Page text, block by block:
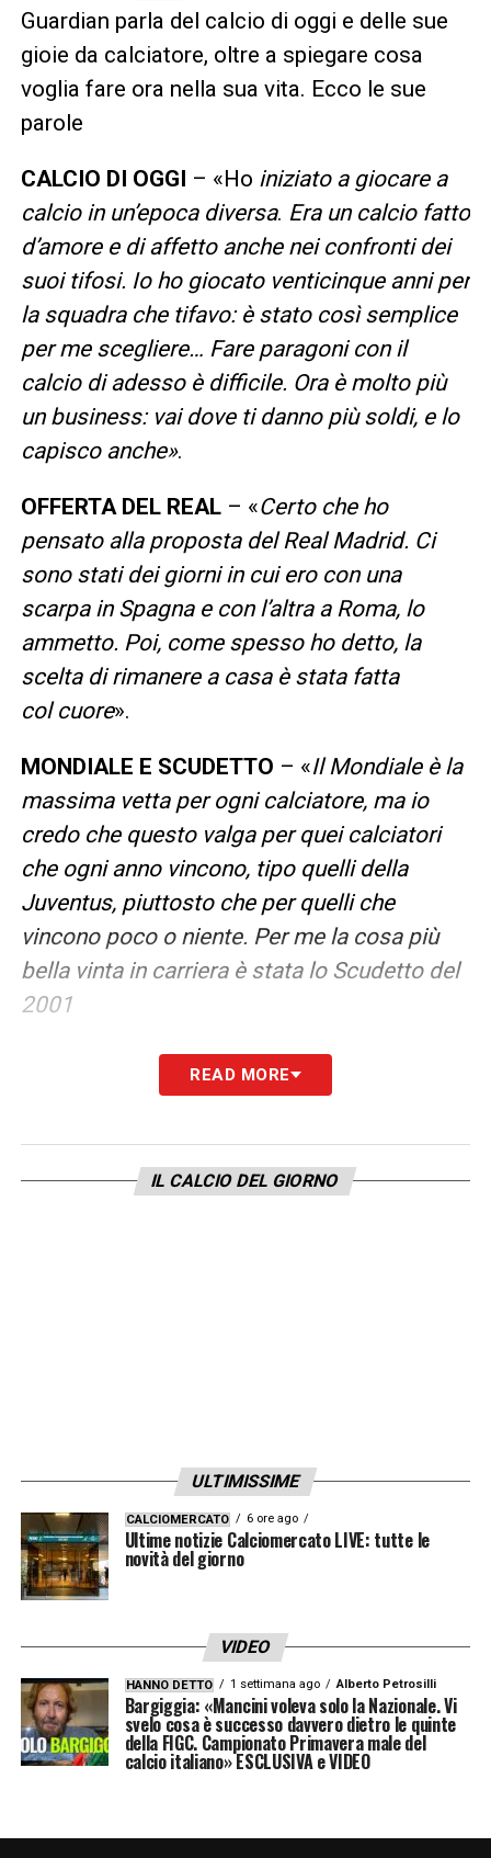
Guardian parla del calcio di oggi e delle sue
gioie da calciatore, oltre a spiegare cosa
voglia fare ora nella sua vita. Ecco le sue
parole
CALCIO DI OGGI – «Ho iniziato a giocare a
calcio in un’epoca diversa. Era un calcio fatto
d’amore e di affetto anche nei confronti dei
suoi tifosi. Io ho giocato venticinque anni per
la squadra che tifavo: è stato così semplice
per me scegliere… Fare paragoni con il
calcio di adesso è difficile. Ora è molto più
un business: vai dove ti danno più soldi, e lo
capisco anche».
OFFERTA DEL REAL– «Certo che ho
pensato alla proposta del Real Madrid. Ci
sono stati dei giorni in cui ero con una
scarpa in Spagna e con l’altra a Roma, lo
ammetto. Poi, come spesso ho detto, la
scelta di rimanere a casa è stata fatta
col cuore».
MONDIALE E SCUDETTO – «Il Mondiale è la
massima vetta per ogni calciatore, ma io
credo che questo valga per quei calciatori
che ogni anno vincono, tipo quelli della
Juventus, piuttosto che per quelli che
vincono poco o niente. Per me la cosa più
bella vinta in carriera è stata lo Scudetto del
2001
– «Il mio principale obiettivo
adesso è quello di trovare giocatori
tutto quello che ho per fare bene»
READ MORE
IL CALCIO DEL GIORNO
ULTIMISSIME
CALCIOMERCATO 6 ore ago
Ultime notizie Calciomercato LIVE: tutte le
novità del giorno
VIDEO
HANNO DETTO 1 settimana ago Alberto Petrosilli
Bargiggia: «Mancini voleva solo la Nazionale. Vi
svelo cosa è successo davvero dietro le quinte
della FIGC. Campionato Primavera male del
calcio italiano» ESCLUSIVA e VIDEO